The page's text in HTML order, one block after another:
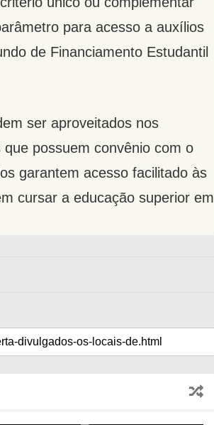
para acesso a auxílios
de Financiamento Estudantil
ser aproveitados nos
possuem convênio com o
garantem acesso facilitado às
cursar a educação superior em